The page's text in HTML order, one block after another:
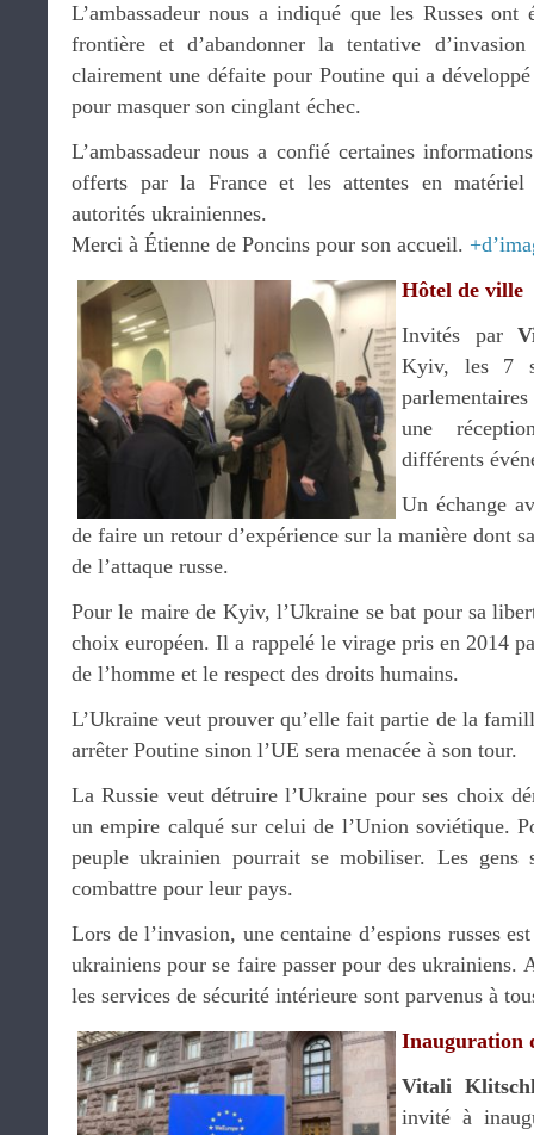
L’ambassadeur nous a indiqué que les Russes
frontière et d’abandonner la tentative
clairement une défaite pour Poutine qui a
pour masquer son cinglant échec.
L’ambassadeur nous a confié certaines
offerts par la France et les attentes en
autorités ukrainiennes.
Merci à Étienne de Poncins pour son accueil.
Hôtel de ville
Invités par
Kyiv, les 7
une
différents
Un échange
de faire un retour d’expérience sur la manière dont
de l’attaque russe.
Pour le maire de Kyiv, l’Ukraine se bat pour sa
choix européen. Il a rappelé le virage pris en 2014
de l’homme et le respect des droits humains.
L’Ukraine veut prouver qu’elle fait partie de la
arrêter Poutine sinon l’UE sera menacée à son tour.
La Russie veut détruire l’Ukraine pour ses choix
un empire calqué sur celui de l’Union soviétique.
peuple ukrainien pourrait se mobiliser. Les
combattre pour leur pays.
Lors de l’invasion, une centaine d’espions russes
ukrainiens pour se faire passer pour des
les services de sécurité intérieure sont parvenus à
Inauguration
Vitali
invité à